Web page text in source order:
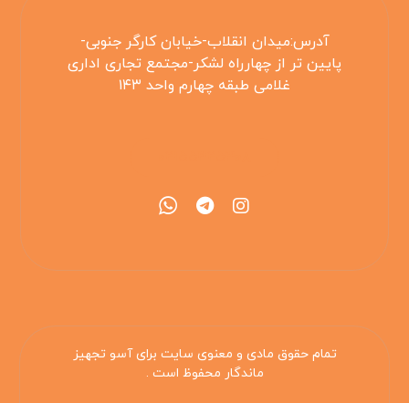
آدرس:میدان انقلاب-خیابان کارگر جنوبی-
پایین تر از چهارراه لشکر-مجتمع تجاری اداری
غلامی طبقه چهارم واحد ۱۴۳
تمام حقوق مادی و معنوی سایت برای آسو تجهیز
ماندگار محفوظ است .